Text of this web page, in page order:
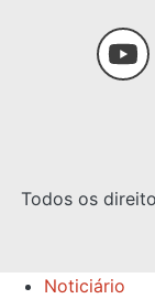
Social Media
Todos os
Noticiário